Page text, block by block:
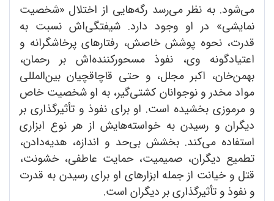
می‌شود. به نظر می‌رسد رگه‌هایی از اختلال «شخصیت
نمایشی» در او وجود دارد. شیفتگی‌اش نسبت به
قدرت، نحوه پوشش خاصش، رفتارهای پرخاشگرانه و
اعتیاد‌گونه وی، نفوذ مسحور‌کننده‌اش بر رحمان،
بهمن‌خان، اکبر مجلل، و حتی قاچاقچیان بین‌المللی
مواد مخدر و نوجوانان کشتی‌گیر، به او شخصیت خاص
و مرموزی بخشیده است. او برای نفوذ و تأثیرگذاری بر
دیگران و رسیدن به خواسته‌هایش از هر نوع ابزاری
استفاده می‌کند. بخشش بی‌حد و اندازه، هدیه‌دادن،
تطمیع دیگران، صمیمیت، حمایت عاطفی، خشونت،
قتل و خیانت از جمله ابزارهای او برای رسیدن به قدرت
و نفوذ و تأثیرگذاری بر دیگران است.